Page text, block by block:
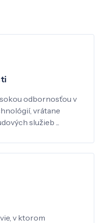
odbornosťou v
vrátane
služieb ...
v ktorom